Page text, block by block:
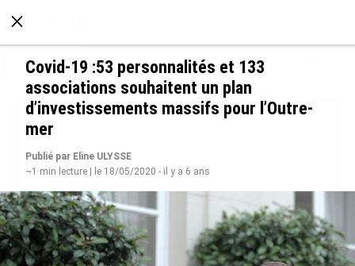
À LA UNE POLITIQUE ECONOMIE
Covid-19 :53 personnalités et 133
associations souhaitent un plan
d’investissements massifs pour l’Outre-
mer
Publié par Eline ULYSSE
~1 min lecture | le 18/05/2020 - il y a 6 ans